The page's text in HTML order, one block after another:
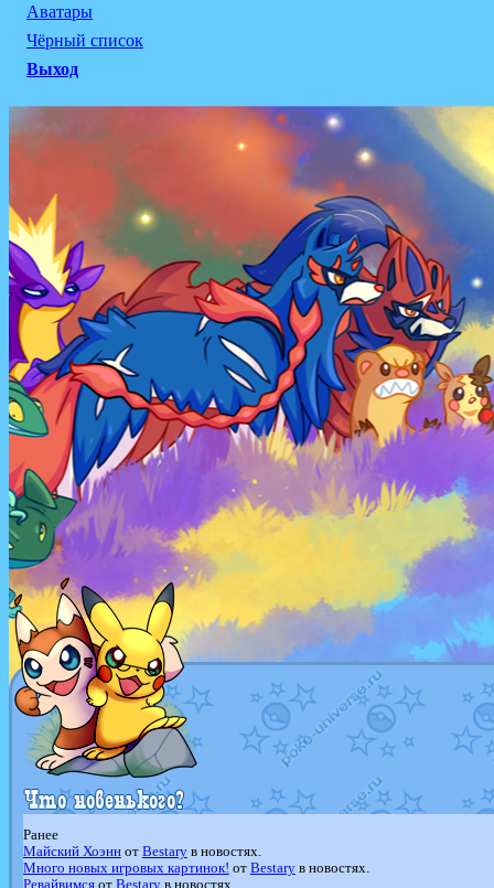
Аватары
Чёрный список
Выход
Ранее
Майский Хоэннот Bestaryв новостях.
Много новых игровых картинок! от Bestaryв новостях.
Ревайвимсяот Bestaryв новостях.